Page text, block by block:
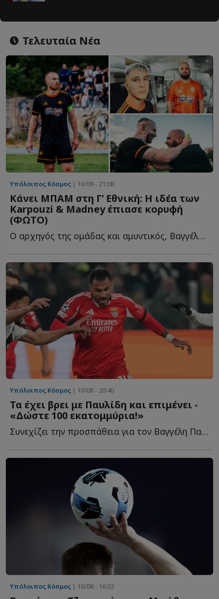
Τελευταία Νέα
Υπόλοιπος Κόσμος | 10/08 - 21:08
Κάνει ΜΠΑΜ στη Γ’ Εθνική: Η ιδέα των
Karpouzi & Madney έπιασε κορυφή
(ΦΩΤΟ)
Ο αρχηγός της ομάδας και αμυντικός, Βαγγέλης Σακαλάκης μ...
Υπόλοιπος Κόσμος | 10/08 - 20:40
Τα έχει βρει με Παυλίδη και επιμένει -
«Δώστε 100 εκατομμύρια!»
Συνεχίζει την προσπάθεια για τον Βαγγέλη Παυλίδη, με τ...
Υπόλοιπος Κόσμος | 10/08 - 16:02